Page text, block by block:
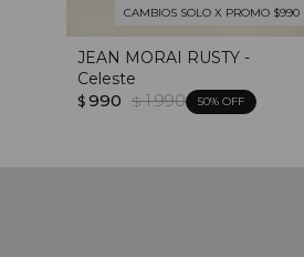
CAMBIOS SOLO X PROMO $990
JEAN MORAI RUSTY -
Celeste
$ 990 $ 1.990 50